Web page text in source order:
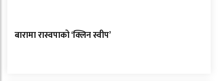
बारामा रास्वपाको ‘क्लिन स्वीप’